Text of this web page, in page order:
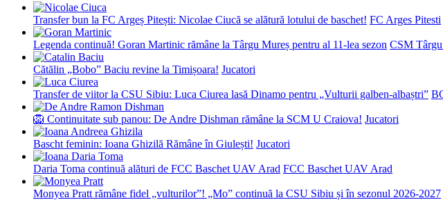
Transfer bun la FC Argeș Pitești: Nicolae Ciucă se alătură lotului de baschet! FC Arges Pitesti
Legenda continuă! Goran Martinic rămâne la Târgu Mureș pentru al 11-lea sezon CSM
Cătălin „Bobo” Baciu revine la Timișoara! Jucatori
Transfer de viitor la CSU Sibiu: Luca Ciurea lasă Dinamo pentru „Vulturii galben-albaștri”
🦁 Continuitate sub panou: De Andre Dishman rămâne la SCM U Craiova! Jucatori
Bascht feminin: Ioana Ghizilă Rămâne în Giulești! Jucatori
Daria Toma continuă alături de FCC Baschet UAV Arad FCC Baschet UAV Arad
Monyea Pratt rămâne fidel „vulturilor”! „Mo” continuă la CSU Sibiu și în sezonul 2026-2027